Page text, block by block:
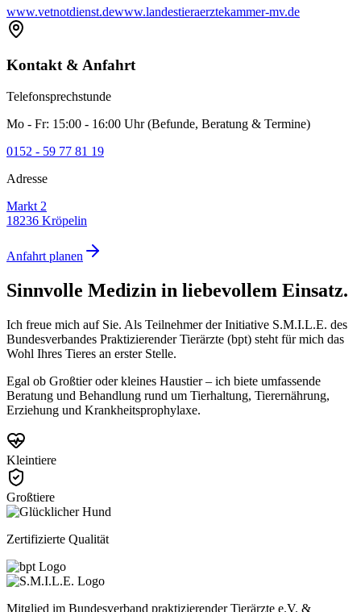
www.vetnotdienst.dewww.landestieraerztekammer-mv.de
Kontakt & Anfahrt
Telefonsprechstunde
Mo - Fr: 15:00 - 16:00 Uhr (Befunde, Beratung & Termine)
0152 - 59 77 81 19
Adresse
Markt 2
18236 Kröpelin
Anfahrt planen
Sinnvolle Medizin in liebevollem Einsatz.
Ich freue mich auf Sie. Als Teilnehmer der Initiative S.M.I.L.E. des
Bundesverbandes Praktizierender Tierärzte (bpt) steht für mich das
Wohl Ihres Tieres an erster Stelle.
Egal ob Großtier oder kleines Haustier – ich biete umfassende
Beratung und Behandlung rund um Tierhaltung, Tierernährung,
Erziehung und Krankheitsprophylaxe.
Kleintiere
Großtiere
Zertifizierte Qualität
Mitglied im Bundesverband praktizierender Tierärzte e.V. &